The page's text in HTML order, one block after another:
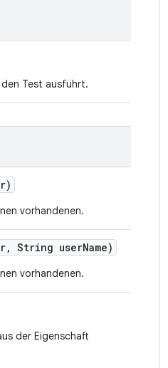
Test ausführt.
vorhandenen.
, String userName)
vorhandenen.
der Eigenschaft